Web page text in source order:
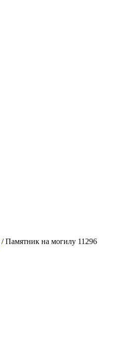
/Памятник на могилу 11296